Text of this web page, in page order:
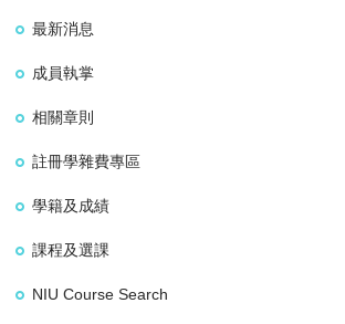
最新消息
成員執掌
相關章則
註冊學雜費專區
學籍及成績
課程及選課
NIU Course Search